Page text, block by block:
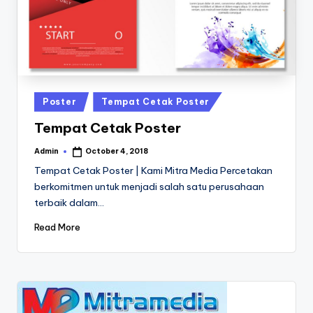
-
1
6
Jam
Posted
in
Poster Tempat Cetak Poster
Tempat Cetak Poster
Posted
Admin October 4, 2018
Tempat Cetak Poster | Kami Mitra Media Percetakan
berkomitmen untuk menjadi salah satu perusahaan
terbaik dalam…
Read More